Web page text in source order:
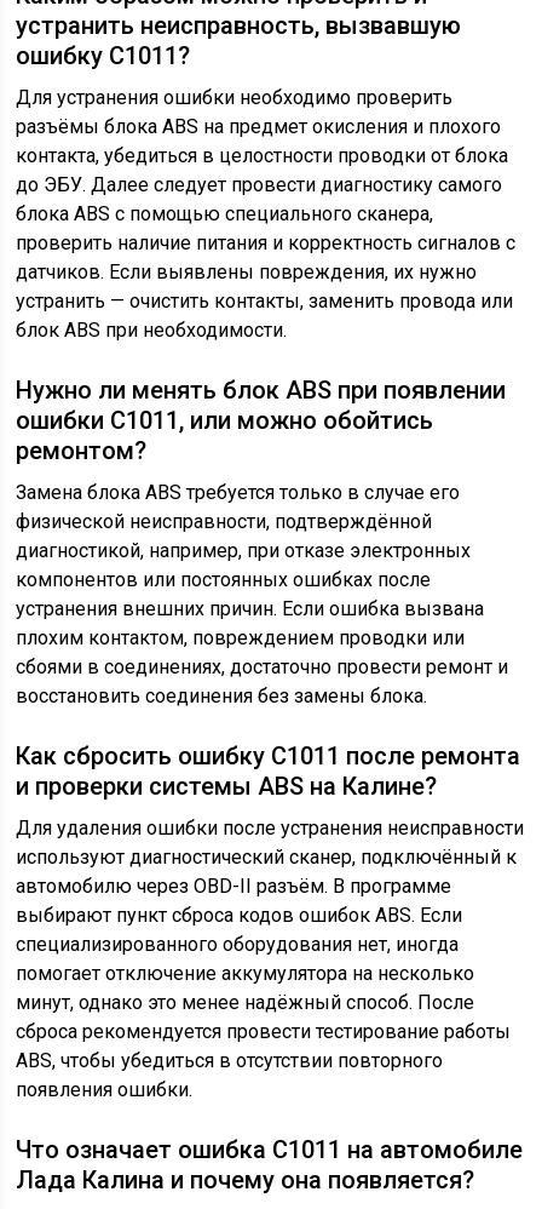
устранить неисправность, вызвавшую
ошибку С1011?
Для устранения ошибки необходимо проверить
разъёмы блока ABS на предмет окисления и плохого
контакта, убедиться в целостности проводки от блока
до ЭБУ. Далее следует провести диагностику самого
блока ABS с помощью специального сканера,
проверить наличие питания и корректность сигналов с
датчиков. Если выявлены повреждения, их нужно
устранить — очистить контакты, заменить провода или
блок ABS при необходимости.
Нужно ли менять блок ABS при появлении
ошибки С1011, или можно обойтись
ремонтом?
Замена блока ABS требуется только в случае его
физической неисправности, подтверждённой
диагностикой, например, при отказе электронных
компонентов или постоянных ошибках после
устранения внешних причин. Если ошибка вызвана
плохим контактом, повреждением проводки или
сбоями в соединениях, достаточно провести ремонт и
восстановить соединения без замены блока.
Как сбросить ошибку С1011 после ремонта
и проверки системы ABS на Калине?
Для удаления ошибки после устранения неисправности
используют диагностический сканер, подключённый к
автомобилю через OBD-II разъём. В программе
выбирают пункт сброса кодов ошибок ABS. Если
специализированного оборудования нет, иногда
помогает отключение аккумулятора на несколько
минут, однако это менее надёжный способ. После
сброса рекомендуется провести тестирование работы
ABS, чтобы убедиться в отсутствии повторного
появления ошибки.
Что означает ошибка С1011 на автомобиле
Лада Калина и почему она появляется?